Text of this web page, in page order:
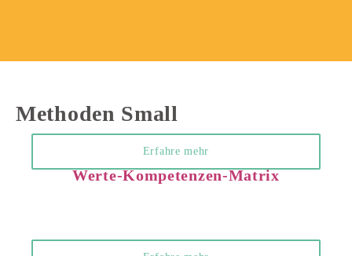
Methoden Small
Werte-Kompetenzen-Matrix
Erfahre mehr